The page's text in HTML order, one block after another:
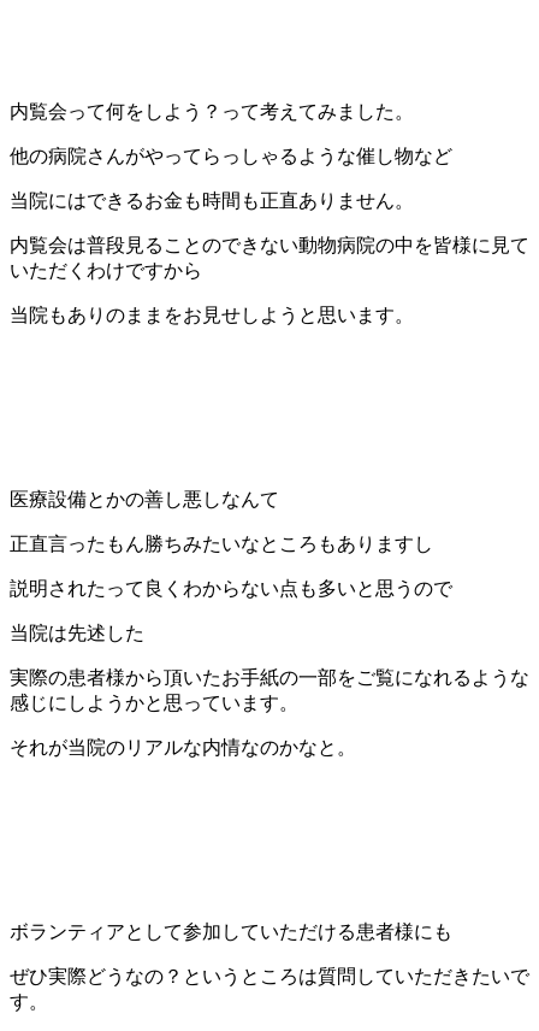
内覧会って何をしよう？って考えてみました。
他の病院さんがやってらっしゃるような催し物など
当院にはできるお金も時間も正直ありません。
内覧会は普段見ることのできない動物病院の中を皆様に見て
いただくわけですから
当院もありのままをお見せしようと思います。
医療設備とかの善し悪しなんて
正直言ったもん勝ちみたいなところもありますし
説明されたって良くわからない点も多いと思うので
当院は先述した
実際の患者様から頂いたお手紙の一部をご覧になれるような
感じにしようかと思っています。
それが当院のリアルな内情なのかなと。
ボランティアとして参加していただける患者様にも
ぜひ実際どうなの？というところは質問していただきたいで
す。